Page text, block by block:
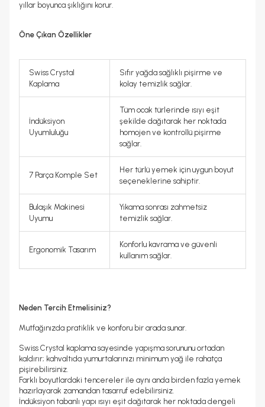
yıllar boyunca şıklığını korur.
Öne Çıkan Özellikler
Swiss Crystal
Kaplama
Sıfır yağda sağlıklı pişirme ve
kolay temizlik sağlar.
İndüksiyon
Uyumluluğu
Tüm ocak türlerinde ısıyı eşit
şekilde dağıtarak her noktada
homojen ve kontrollü pişirme
sağlar.
7 Parça Komple Set
Her türlü yemek için uygun boyut
seçeneklerine sahiptir.
Bulaşık Makinesi
Uyumu
Yıkama sonrası zahmetsiz
temizlik sağlar.
Ergonomik Tasarım
Konforlu kavrama ve güvenli
kullanım sağlar.
Neden Tercih Etmelisiniz?
Mutfağınızda pratiklik ve konforu bir arada sunar.
Swiss Crystal kaplama sayesinde yapışma sorununu ortadan
kaldırır; kahvaltıda yumurtalarınızı minimum yağ ile rahatça
pişirebilirsiniz.
Farklı boyutlardaki tencereler ile aynı anda birden fazla yemek
hazırlayarak zamandan tasarruf edebilirsiniz.
İndüksiyon tabanlı yapı ısıyı eşit dağıtarak her noktada dengeli